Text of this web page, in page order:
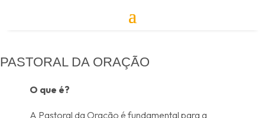
PASTORAL DA ORAÇÃO
O que é?
A Pastoral da Oração é fundamental para a